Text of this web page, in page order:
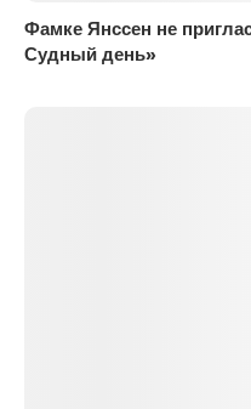
Фамке Янссен не
Судный день»